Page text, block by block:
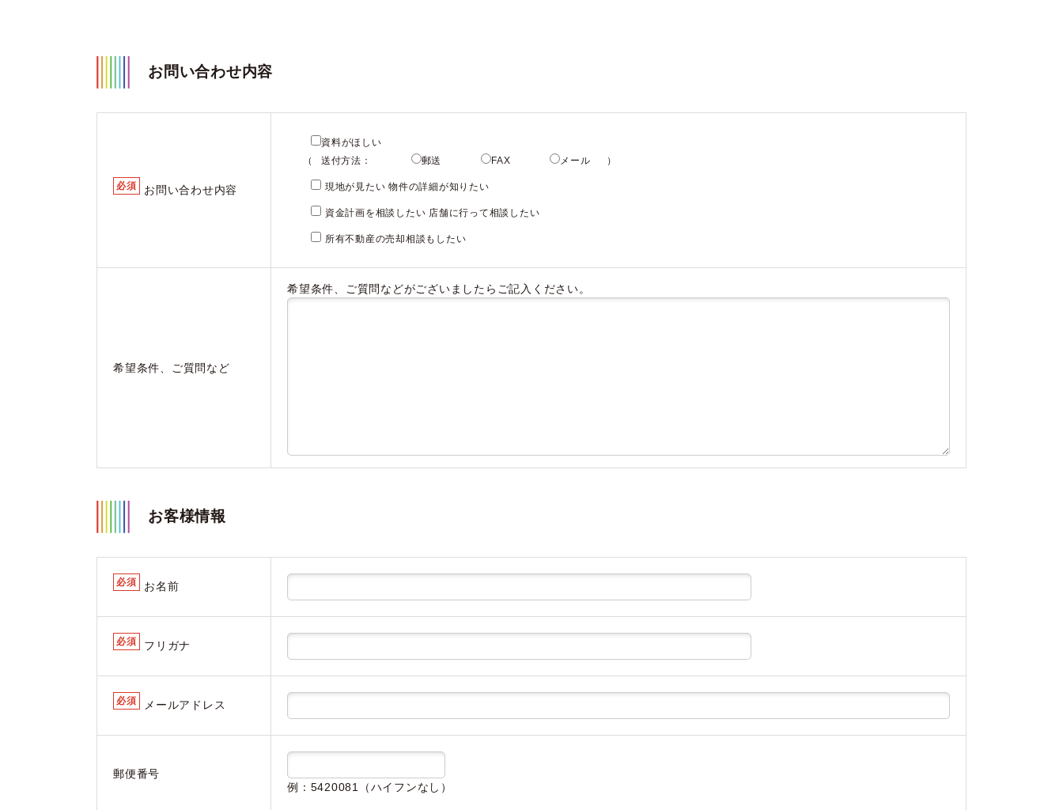
お問い合わせ内容
必須 お問い合わせ内容
資料がほしい
（
送付方法： 郵送 FAX メール ）
現地が見たい 物件の詳細が知りたい
資金計画を相談したい 店舗に行って相談したい
所有不動産の売却相談もしたい
希望条件、ご質問など
希望条件、ご質問などがございましたらご記入ください。
お客様情報
必須 お名前
必須 フリガナ
必須 メールアドレス
郵便番号
例：5420081（ハイフンなし）